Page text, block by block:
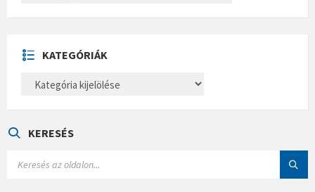
H
U
M
KATEGÓRIÁK
E
Á
KERESÉS